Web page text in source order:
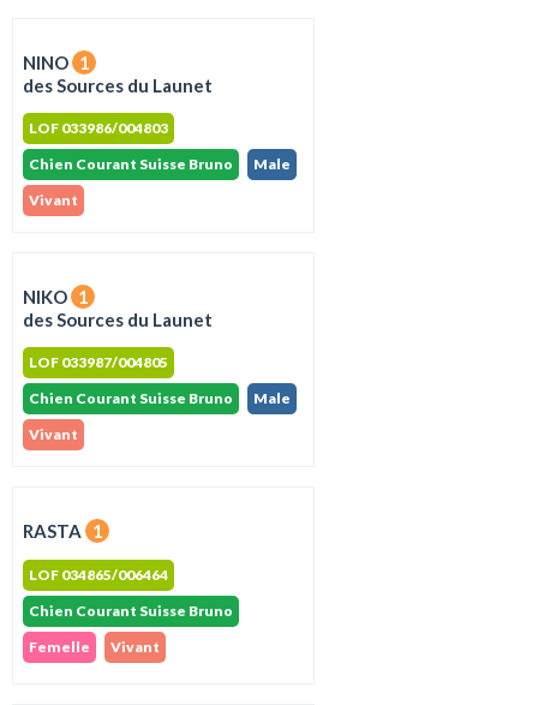
NINO 1
des Sources du Launet
LOF 033986/004803
Chien Courant Suisse Bruno
Male
Vivant
NIKO 1
des Sources du Launet
LOF 033987/004805
Chien Courant Suisse Bruno
Male
Vivant
RASTA 1
LOF 034865/006464
Chien Courant Suisse Bruno
Femelle
Vivant